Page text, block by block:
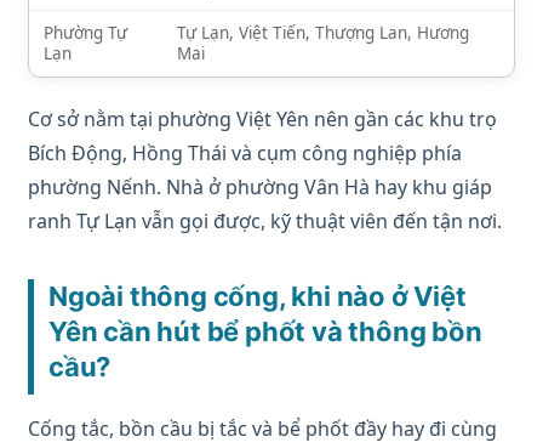
Phường Tự
Lạn
Tự Lạn, Việt Tiến, Thượng Lan, Hương
Mai
Cơ sở nằm tại phường Việt Yên nên gần các khu trọ
Bích Động, Hồng Thái và cụm công nghiệp phía
phường Nếnh. Nhà ở phường Vân Hà hay khu giáp
ranh Tự Lạn vẫn gọi được, kỹ thuật viên đến tận nơi.
Ngoài thông cống, khi nào ở Việt
Yên cần hút bể phốt và thông bồn
cầu?
Cống tắc, bồn cầu bị tắc và bể phốt đầy hay đi cùng